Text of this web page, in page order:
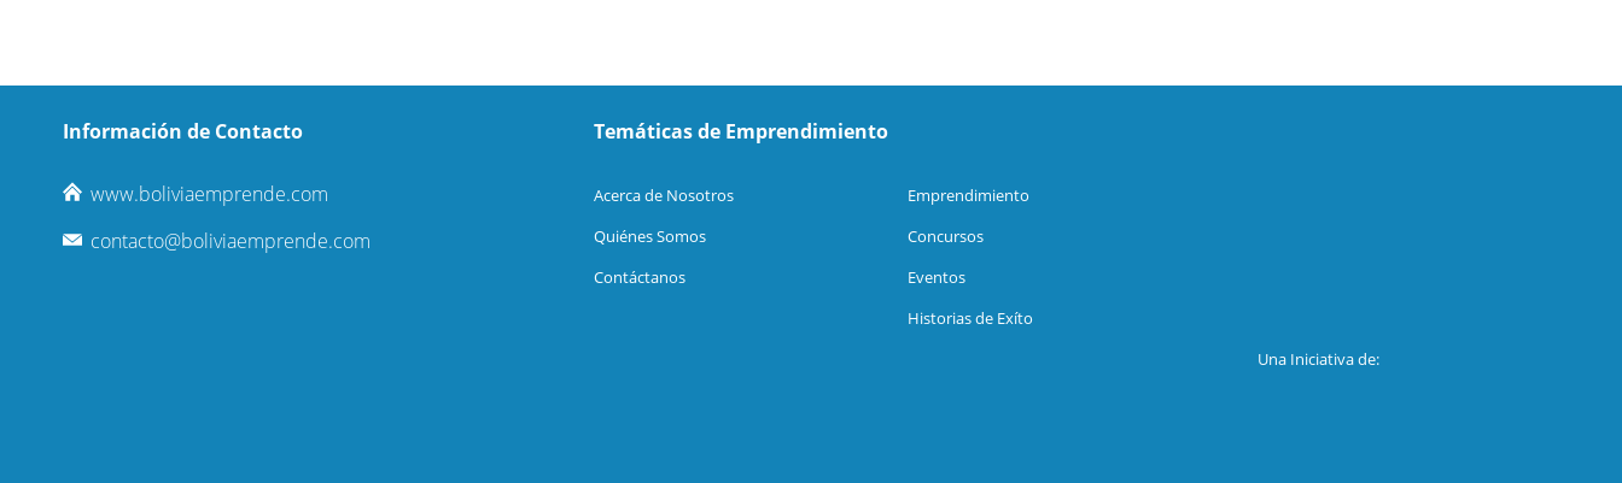
Información de Contacto
www.boliviaemprende.com
contacto@boliviaemprende.com
Temáticas de Emprendimiento
Acerca de Nosotros
Quiénes Somos
Contáctanos
Emprendimiento
Concursos
Eventos
Historias de Exíto
Una Iniciativa de: